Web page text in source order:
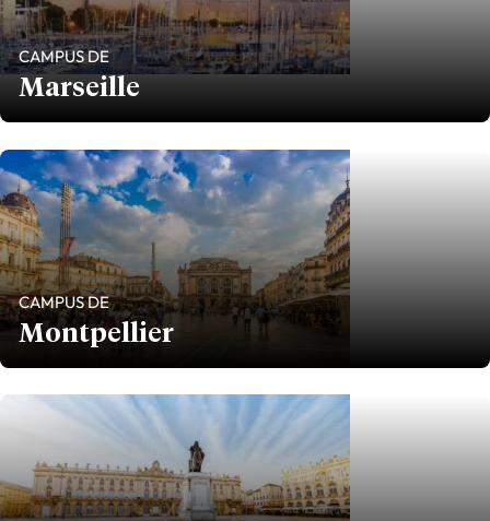
CAMPUS DE
Marseille
CAMPUS DE
Montpellier